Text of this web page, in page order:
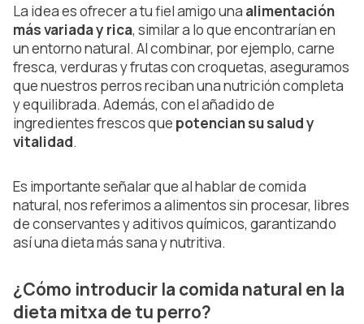
La idea es ofrecer a tu fiel amigo una alimentación
más variada y rica, similar a lo que encontrarían en
un entorno natural. Al combinar, por ejemplo, carne
fresca, verduras y frutas con croquetas, aseguramos
que nuestros perros reciban una nutrición completa
y equilibrada. Además, con el añadido de
ingredientes frescos que potencian su salud y
vitalidad.
Es importante señalar que al hablar de comida
natural, nos referimos a alimentos sin procesar, libres
de conservantes y aditivos químicos, garantizando
así una dieta más sana y nutritiva.
¿Cómo introducir la comida natural en la
dieta mitxa de tu perro?